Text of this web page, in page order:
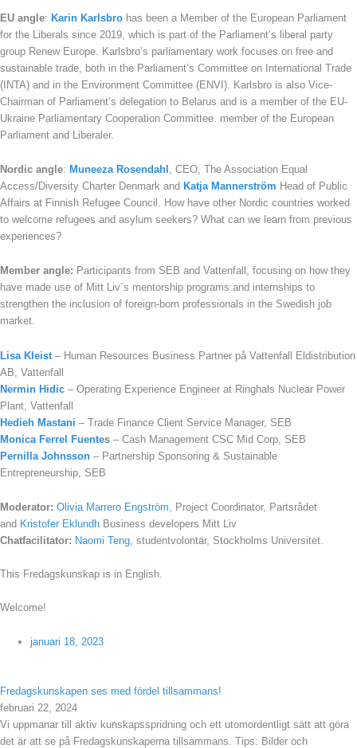
EU angle: Karin Karlsbro has been a Member of the European Parliament
for the Liberals since 2019, which is part of the Parliament’s liberal party
group Renew Europe. Karlsbro’s parliamentary work focuses on free and
sustainable trade, both in the Parliament’s Committee on International Trade
(INTA) and in the Environment Committee (ENVI). Karlsbro is also Vice-
Chairman of Parliament’s delegation to Belarus and is a member of the EU-
Ukraine Parliamentary Cooperation Committee. member of the European
Parliament and Liberaler.
Nordic angle: Muneeza Rosendahl , CEO, The Association Equal
Access/Diversity Charter Denmark and Katja Mannerström Head of Public
Affairs at Finnish Refugee Council. How have other Nordic countries worked
to welcome refugees and asylum seekers? What can we learn from previous
experiences?
Member angle: Participants from SEB and Vattenfall, focusing on how they
have made use of Mitt Liv´s mentorship programs and internships to
strengthen the inclusion of foreign-born professionals in the Swedish job
market.
Lisa Kleist – Human Resources Business Partner på Vattenfall Eldistribution
AB, Vattenfall
Nermin Hidic – Operating Experience Engineer at Ringhals Nuclear Power
Plant, Vattenfall
Hedieh Mastani – Trade Finance Client Service Manager, SEB
Monica Ferrel Fuentes – Cash Management CSC Mid Corp, SEB
Pernilla Johnsson – Partnership Sponsoring & Sustainable
Entrepreneurship, SEB
Moderator: Olivia Marrero Engström, Project Coordinator, Partsrådet
and Kristofer Eklundh Business developers Mitt Liv
Chatfacilitator: Naomi Teng, studentvolontär, Stockholms Universitet.
This Fredagskunskap is in English.
Welcome!
januari 18, 2023
Fredagskunskapen ses med fördel tillsammans!
februari 22, 2024
Vi uppmanar till aktiv kunskapsspridning och ett utomordentligt sätt att göra
det är att se på Fredagskunskaperna tillsammans. Tips: Bilder och